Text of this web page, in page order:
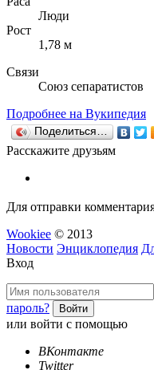
Люди
Рост
1,78 м
Связи
Союз сепаратистов
Подробнее на Вукипедия
Поделиться…
Расскажите друзьям
Для отправки
Wookiee © 2013
Новости Энциклопедия
Вход
пароль?
или войти с помощью
ВКонтакте
Twitter